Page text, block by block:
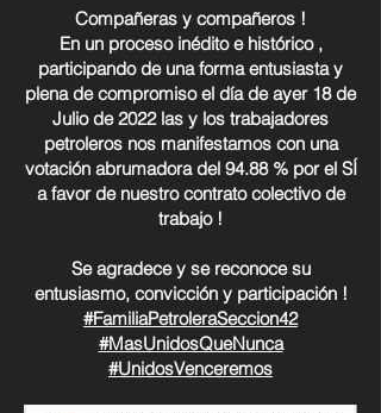
Compañeras y compañeros !
En un proceso inédito e histórico ,
participando de una forma entusiasta y
plena de compromiso el día de ayer 18 de
Julio de 2022 las y los trabajadores
petroleros nos manifestamos con una
votación abrumadora del 94.88 % por el SÍ
a favor de nuestro contrato colectivo de
trabajo !
Se agradece y se reconoce su
entusiasmo, convicción y participación !
#FamiliaPetroleraSeccion42
#MasUnidosQueNunca
#UnidosVenceremos